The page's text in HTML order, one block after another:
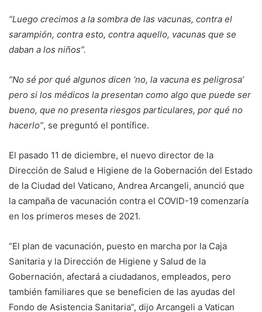
“Luego crecimos a la sombra de las vacunas, contra el
sarampión, contra esto, contra aquello, vacunas que se
daban a los niños”.
“No sé por qué algunos dicen ‘no, la vacuna es peligrosa’
pero si los médicos la presentan como algo que puede ser
bueno, que no presenta riesgos particulares, por qué no
hacerlo”, se preguntó el pontífice.
El pasado 11 de diciembre, el nuevo director de la
Dirección de Salud e Higiene de la Gobernación del Estado
de la Ciudad del Vaticano, Andrea Arcangeli, anunció que
la campaña de vacunación contra el COVID-19 comenzaría
en los primeros meses de 2021.
“El plan de vacunación, puesto en marcha por la Caja
Sanitaria y la Dirección de Higiene y Salud de la
Gobernación, afectará a ciudadanos, empleados, pero
también familiares que se beneficien de las ayudas del
Fondo de Asistencia Sanitaria”, dijo Arcangeli a Vatican